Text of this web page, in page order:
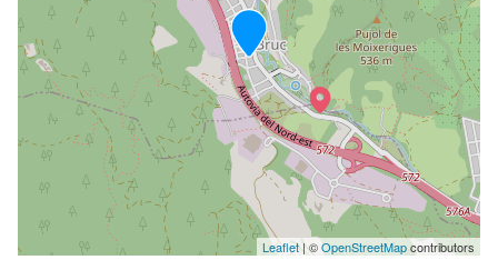
Leaflet| ©OpenStreetMapcontributors